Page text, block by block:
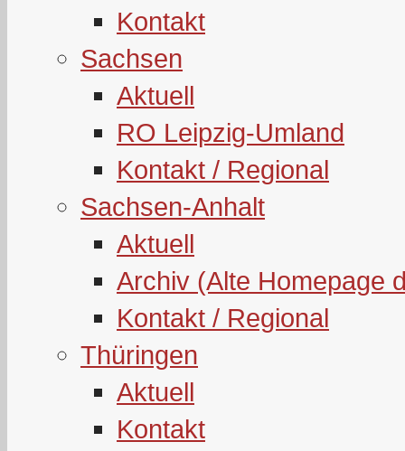
Kontakt
Sachsen
Aktuell
RO Leipzig-Umland
Kontakt / Regional
Sachsen-Anhalt
Aktuell
Archiv (Alte Homepage
Kontakt / Regional
Thüringen
Aktuell
Kontakt